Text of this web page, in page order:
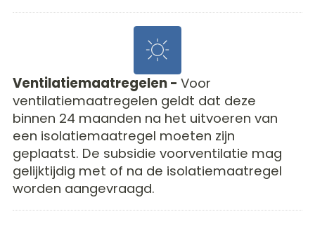
Ventilatiemaatregelen -Voor
ventilatiemaatregelen geldt dat deze
binnen 24 maanden na het uitvoeren van
een isolatiemaatregel moeten zijn
geplaatst. De subsidie voorventilatie mag
gelijktijdig met of na de isolatiemaatregel
worden aangevraagd.